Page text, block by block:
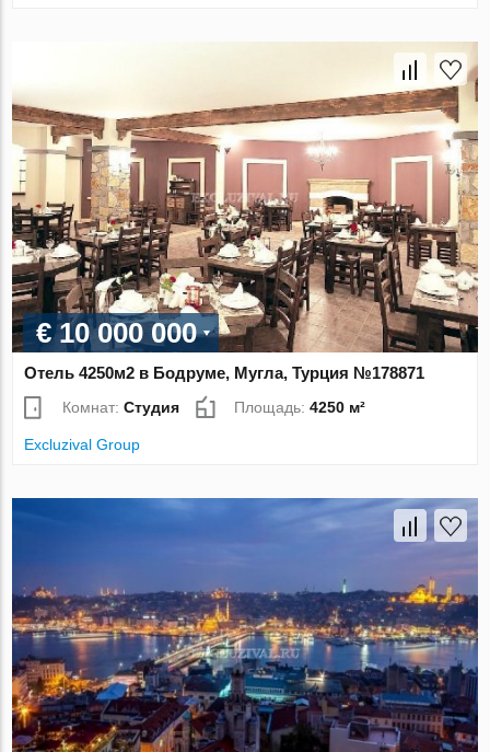
€ 10 000 000
Отель 4250м2 в Бодруме, Мугла, Турция №178871
Комнат:Студия Площадь:4250 м²
Excluzival Group